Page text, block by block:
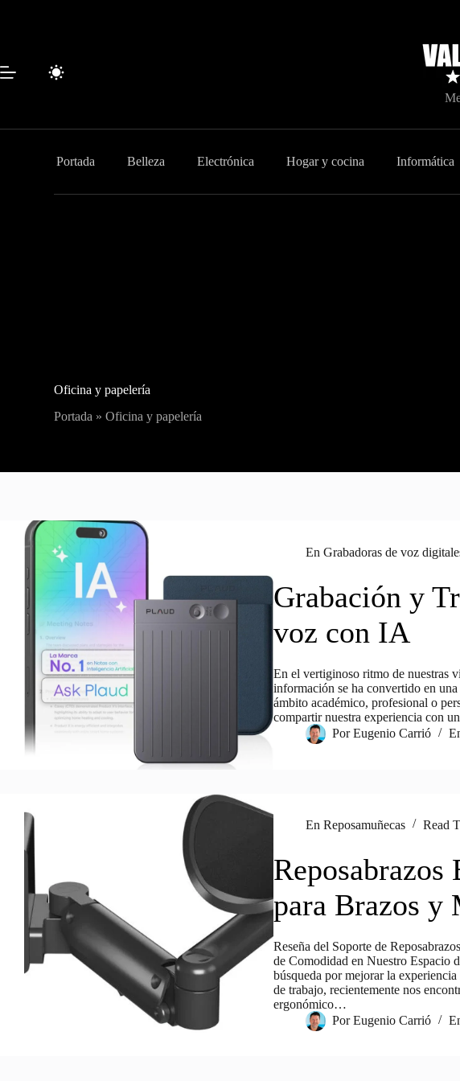
Portada Belleza Electrónica Hogar y cocina Informática
Oficina y papelería
Portada »Oficina y papelería
En Grabadoras de voz
Grabación y
voz con IA
En el vertiginoso ritmo de nuestras
información se ha convertido en una
ámbito académico, profesional o
compartir nuestra experiencia con
Por Eugenio Carrió
En Reposamuñecas Read
para Brazos y
Reseña del Soporte de
de Comodidad en Nuestro Espacio
búsqueda por mejorar la
de trabajo, recientemente nos
ergonómico…
Por Eugenio Carrió